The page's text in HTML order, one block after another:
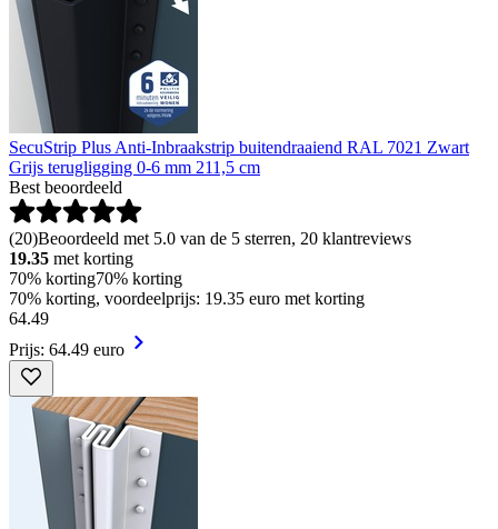
SecuStrip Plus Anti-Inbraakstrip buitendraaiend RAL 7021 Zwart
Grijs terugligging 0-6 mm 211,5 cm
Best beoordeeld
(20)Beoordeeld met 5.0 van de 5 sterren, 20 klantreviews
19.35 met korting
70% korting70% korting
70% korting, voordeelprijs: 19.35 euro met korting
64.49
Prijs: 64.49 euro